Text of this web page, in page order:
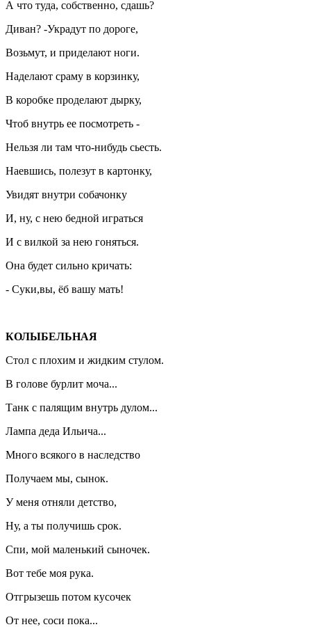
А что туда, собственно, сдашь?
Диван? -Украдут по дороге,
Возьмут, и приделают ноги.
Наделают сраму в корзинку,
В коробке проделают дырку,
Чтоб внутрь ее посмотреть -
Нельзя ли там что-нибудь сьесть.
Наевшись, полезут в картонку,
Увидят внутри собачонку
И, ну, с нею бедной играться
И с вилкой за нею гоняться.
Она будет сильно кричать:
- Суки,вы, ёб вашу мать!
КОЛЫБЕЛЬНАЯ
Стол с плохим и жидким стулом.
В голове бурлит моча...
Танк с палящим внутрь дулом...
Лампа деда Ильича...
Много всякого в наследство
Получаем мы, сынок.
У меня отняли детство,
Ну, а ты получишь срок.
Спи, мой маленький сыночек.
Вот тебе моя рука.
Отгрызешь потом кусочек
От нее, соси пока...